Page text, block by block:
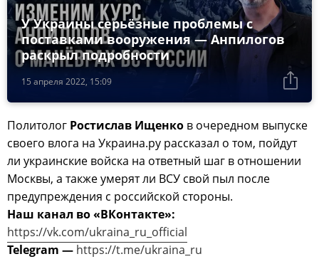
15 апреля 2022, 15:09
У Украины серьёзные проблемы с
поставками вооружения — Анпилогов
раскрыл подробности
Политолог Ростислав Ищенко в очередном выпуске
своего влога на Украина.ру рассказал о том, пойдут
ли украинские войска на ответный шаг в отношении
Москвы, а также умерят ли ВСУ свой пыл после
предупреждения с российской стороны.
Наш канал во «ВКонтакте»:
https://vk.com/ukraina_ru_official
Telegram — https://t.me/ukraina_ru